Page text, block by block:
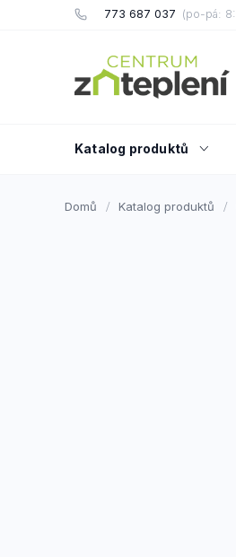
773 687 037
Katalog produktů
Domů Katalog produktů